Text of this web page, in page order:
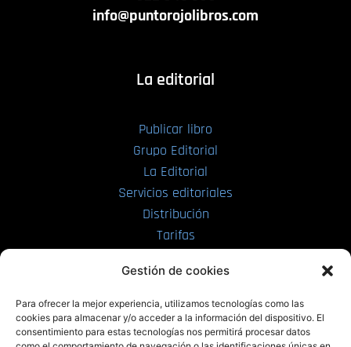
Gestión de cookies
Para ofrecer la mejor experiencia, utilizamos tecnologías como las
cookies para almacenar y/o acceder a la información del dispositivo. El
consentimiento para estas tecnologías nos permitirá procesar datos
info@puntorojolibros.com
La editorial
Publicar libro
Grupo Editorial
La Editorial
Servicios editoriales
Distribución
Tarifas
PRL | Films